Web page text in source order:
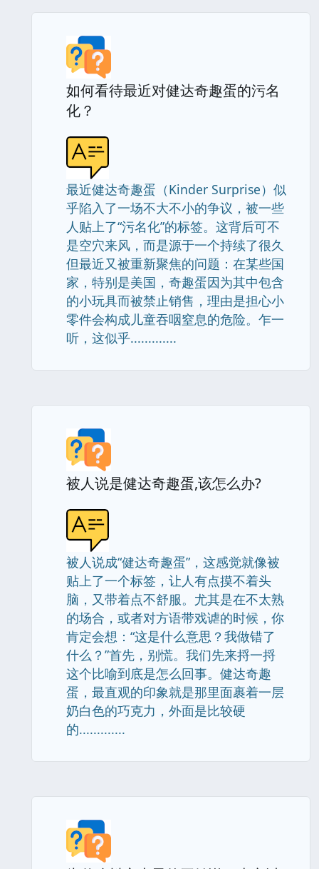
如何看待最近对健达奇趣蛋的污名
化？
最近健达奇趣蛋（Kinder Surprise）似
乎陷入了一场不大不小的争议，被一些
人贴上了“污名化”的标签。这背后可不
是空穴来风，而是源于一个持续了很久
但最近又被重新聚焦的问题：在某些国
家，特别是美国，奇趣蛋因为其中包含
的小玩具而被禁止销售，理由是担心小
零件会构成儿童吞咽窒息的危险。乍一
听，这似乎.............
被人说是健达奇趣蛋,该怎么办?
被人说成“健达奇趣蛋”，这感觉就像被
贴上了一个标签，让人有点摸不着头
脑，又带着点不舒服。尤其是在不太熟
的场合，或者对方语带戏谑的时候，你
肯定会想：“这是什么意思？我做错了
什么？”首先，别慌。我们先来捋一捋
这个比喻到底是怎么回事。健达奇趣
蛋，最直观的印象就是那里面裹着一层
奶白色的巧克力，外面是比较硬
的.............